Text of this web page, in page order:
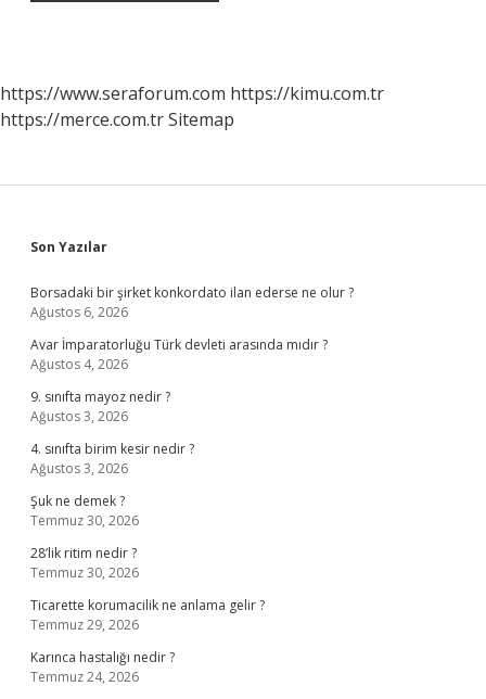
https://www.seraforum.com https://kimu.com.tr
https://merce.com.trSitemap
Sidebar
Son Yazılar
Borsadaki bir şirket konkordato ilan ederse ne olur ?
Ağustos 6, 2026
Avar İmparatorluğu Türk devleti arasında mıdır ?
Ağustos 4, 2026
9. sınıfta mayoz nedir ?
Ağustos 3, 2026
4. sınıfta birim kesir nedir ?
Ağustos 3, 2026
Şuk ne demek ?
Temmuz 30, 2026
28’lik ritim nedir ?
Temmuz 30, 2026
Ticarette korumacilik ne anlama gelir ?
Temmuz 29, 2026
Karınca hastalığı nedir ?
Temmuz 24, 2026